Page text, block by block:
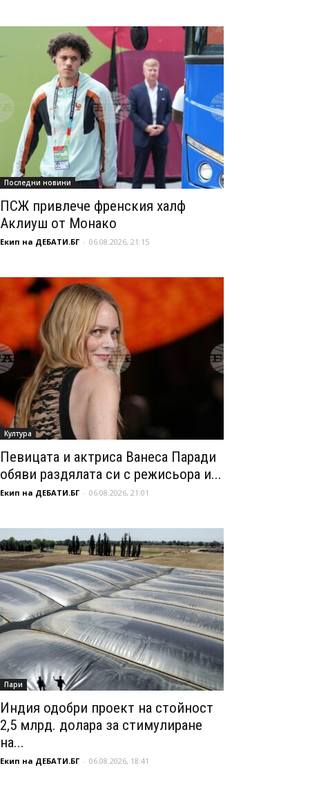
Последни новини
ПСЖ привлече френския халф
Аклиуш от Монако
Екип на ДЕБАТИ.БГ - 06.08.2026, 21:15
Култура
Певицата и актриса Ванеса Паради
обяви раздялата си с режисьора и...
Екип на ДЕБАТИ.БГ - 06.08.2026, 21:01
Пари
Индия одобри проект на стойност
2,5 млрд. долара за стимулиране
на...
Екип на ДЕБАТИ.БГ - 06.08.2026, 18:41